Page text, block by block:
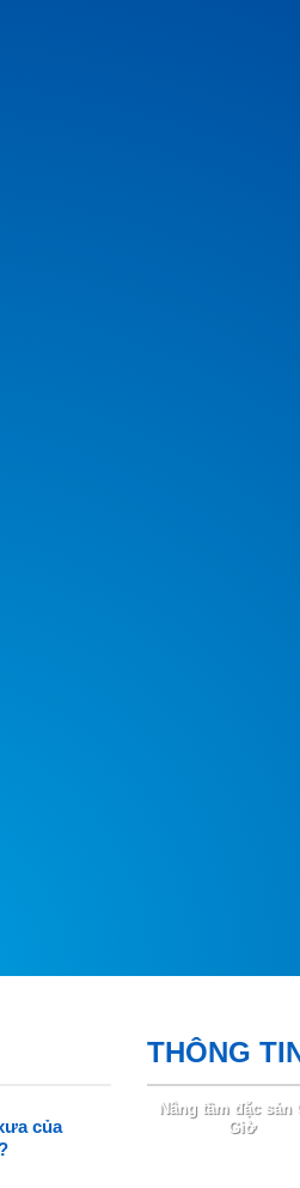
của
THÔNG
Nâng tầm đặc sản
Giờ